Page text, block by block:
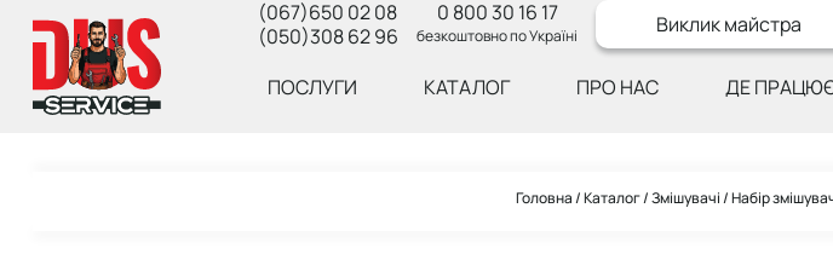
(067)650 02 08
(050)308 62 96
0 800 30 16 17
безкоштовно по Україні Виклик майстра
ПОСЛУГИ КАТАЛОГ ПРО НАС ДЕ
Головна Каталог Змішувачі Набір